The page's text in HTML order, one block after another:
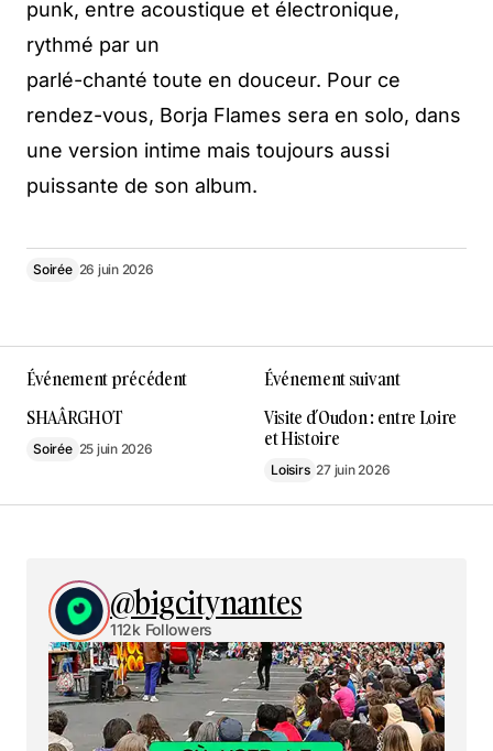
punk, entre acoustique et électronique,
rythmé par un
parlé-chanté toute en douceur. Pour ce
rendez-vous, Borja Flames sera en solo, dans
une version intime mais toujours aussi
puissante de son album.
Soirée 26 juin 2026
Événement précédent
SHAÂRGHOT
Soirée 25 juin 2026
Événement suivant
Visite d’Oudon : entre Loire
et Histoire
Loisirs 27 juin 2026
@bigcitynantes
112k Followers